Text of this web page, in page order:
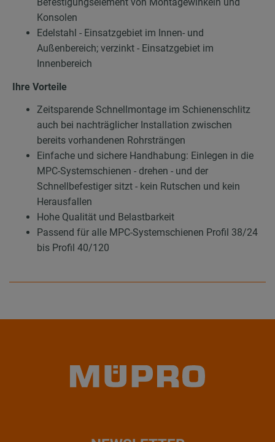
Befestigungselement von Montagewinkeln und
Konsolen
Edelstahl - Einsatzgebiet im Innen- und
Außenbereich; verzinkt - Einsatzgebiet im
Innenbereich
Ihre Vorteile
Zeitsparende Schnellmontage im Schienenschlitz
auch bei nachträglicher Installation zwischen
bereits vorhandenen Rohrsträngen
Einfache und sichere Handhabung: Einlegen in die
MPC-Systemschienen - drehen - und der
Schnellbefestiger sitzt - kein Rutschen und kein
Herausfallen
Hohe Qualität und Belastbarkeit
Passend für alle MPC-Systemschienen Profil 38/24
bis Profil 40/120